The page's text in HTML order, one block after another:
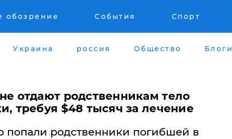
обозрение События Спорт
Украина россия Общество Блоги
отдают родственникам тело
требуя $48 тысяч за лечение
попали родственники погибшей в